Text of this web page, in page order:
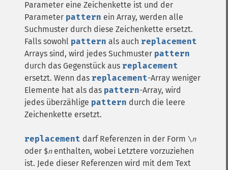
Parameter eine Zeichenkette ist und der
Parameter pattern ein Array, werden alle
Suchmuster durch diese Zeichenkette ersetzt.
Falls sowohl pattern als auch replacement
Arrays sind, wird jedes Suchmuster pattern
durch das Gegenstück aus replacement
ersetzt. Wenn das replacement-Array weniger
Elemente hat als das pattern-Array, wird
jedes überzählige pattern durch die leere
Zeichenkette ersetzt.
replacement darf Referenzen in der Form \n
oder $nenthalten, wobei Letztere vorzuziehen
ist. Jede dieser Referenzen wird mit dem Text